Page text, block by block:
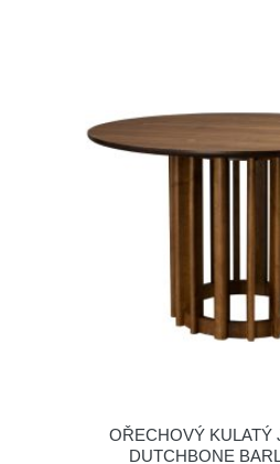
OŘECHOVÝ KULATÝ
DUTCHBONE